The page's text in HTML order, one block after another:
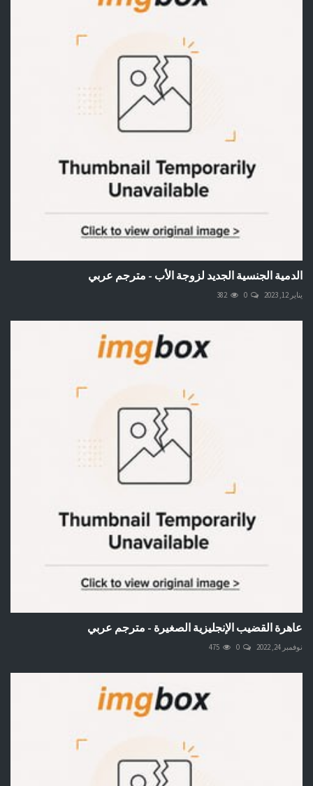
الدمية الجنسية الجديد لزوجة الأب - مترجم عربي
يناير 12, 2023 0
382
عاهرة القضيب الإنجليزية الصغيرة - مترجم عربي
نوفمبر 24, 2022 0
475